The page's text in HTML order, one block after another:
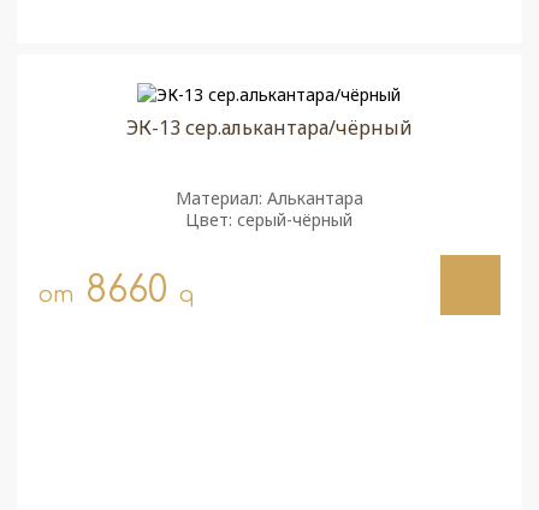
ЭК-13 сер.алькантара/чёрный
Материал: Алькантара
Цвет: серый-чёрный
от 8660 q